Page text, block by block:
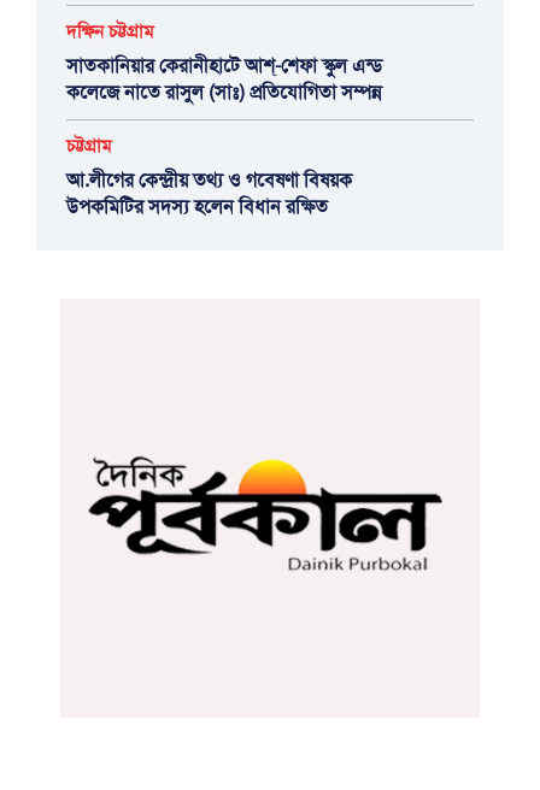
দক্ষিন চট্টগ্রাম
সাতকানিয়ার কেরানীহাটে আশ্-শেফা স্কুল এন্ড
কলেজে নাতে রাসুল (সাঃ) প্রতিযোগিতা সম্পন্ন
চট্টগ্রাম
আ.লীগের কেন্দ্রীয় তথ্য ও গবেষণা বিষয়ক
উপকমিটির সদস্য হলেন বিধান রক্ষিত